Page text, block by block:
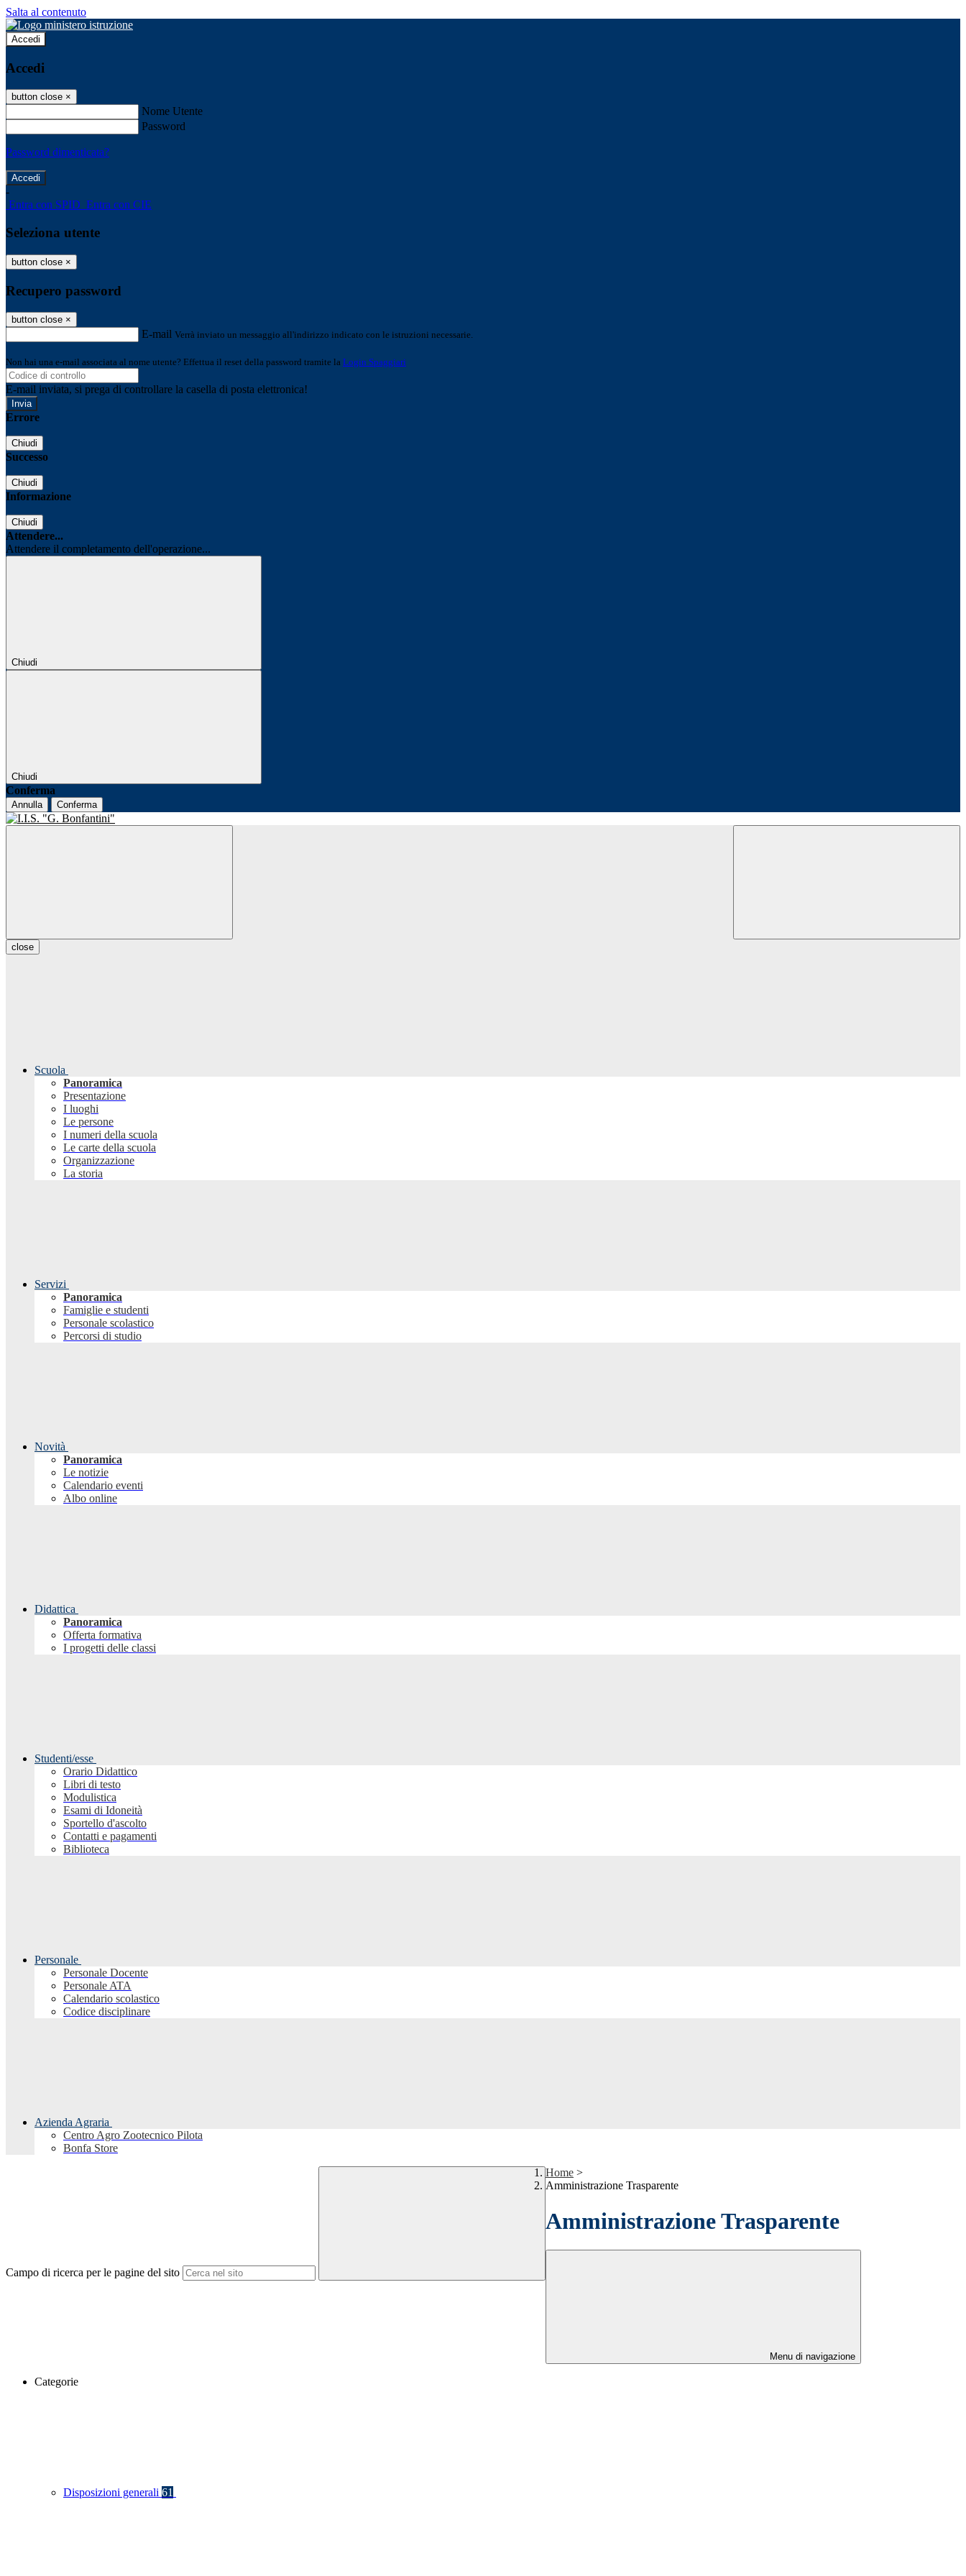
Salta al contenuto
Accedi
Accedi
button close ×
Nome Utente
Password
Password dimenticata?
-
Entra con SPID Entra con CIE
Seleziona utente
button close ×
Recupero password
button close ×
E-mail Verrà inviato un messaggio all'indirizzo indicato con le istruzioni necessarie.
Non hai una e-mail associata al nome utente? Effettua il reset della password tramite la Login Spaggiari
E-mail inviata, si prega di controllare la casella di posta elettronica!
Errore
Chiudi
Successo
Chiudi
Informazione
Chiudi
Attendere...
Attendere il completamento dell'operazione...
Chiudi
Chiudi
Conferma
Annulla Conferma
close
Scuola
Panoramica
Presentazione
I luoghi
Le persone
I numeri della scuola
Le carte della scuola
Organizzazione
La storia
Servizi
Panoramica
Famiglie e studenti
Personale scolastico
Percorsi di studio
Novità
Panoramica
Le notizie
Calendario eventi
Albo online
Didattica
Panoramica
Offerta formativa
I progetti delle classi
Studenti/esse
Orario Didattico
Libri di testo
Modulistica
Esami di Idoneità
Sportello d'ascolto
Contatti e pagamenti
Biblioteca
Personale
Personale Docente
Personale ATA
Calendario scolastico
Codice disciplinare
Azienda Agraria
Centro Agro Zootecnico Pilota
Bonfa Store
Campo di ricerca per le pagine del sito
Home >
Amministrazione Trasparente
Amministrazione Trasparente
Menu di navigazione
Categorie
Disposizioni generali 61